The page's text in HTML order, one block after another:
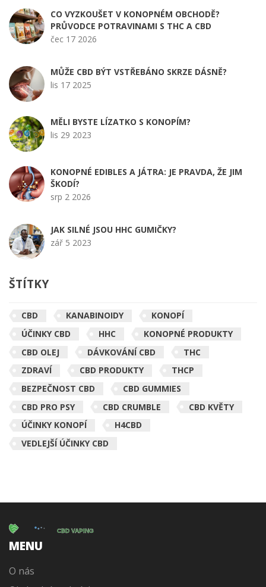
CO VYZKOUŠET V KONOPNÉM OBCHODĚ?
PRŮVODCE POTRAVINAMI S THC A CBD
čec 17 2026
MŮŽE CBD BÝT VSTŘEBÁNO SKRZE DÁSNĚ?
lis 17 2025
MĚLI BYSTE LÍZATKO S KONOPÍM?
lis 29 2023
KONOPNÉ EDIBLES A JÁTRA: JE PRAVDA, ŽE JIM
ŠKODÍ?
srp 2 2026
JAK SILNÉ JSOU HHC GUMIČKY?
zář 5 2023
ŠTÍTKY
CBD KANABINOIDY
KONOPÍ
ÚČINKY CBD
HHC
KONOPNÉ PRODUKTY
CBD OLEJ
DÁVKOVÁNÍ CBD
THC
ZDRAVÍ
CBD PRODUKTY
THCP
BEZPEČNOST CBD
CBD GUMMIES
CBD PRO PSY
CBD CRUMBLE
CBD KVĚTY
ÚČINKY KONOPÍ
H4CBD
VEDLEJŠÍ ÚČINKY CBD
MENU
O nás